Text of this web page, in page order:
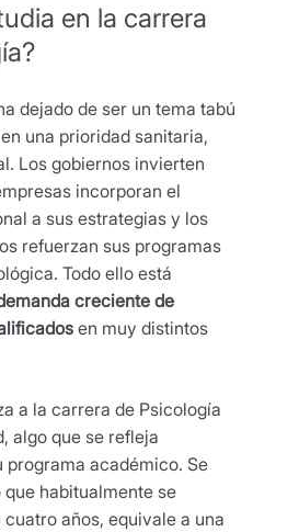
en la carrera
dejado de ser un tema tabú
una prioridad sanitaria,
Los gobiernos invierten
incorporan el
a sus estrategias y los
refuerzan sus programas
Todo ello está
creciente de
en muy distintos
a la carrera de Psicología
algo que se refleja
programa académico. Se
habitualmente se
años, equivale a una